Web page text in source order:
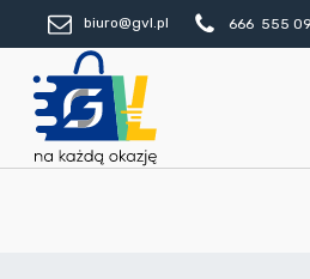
biuro@gvl.pl 666 555